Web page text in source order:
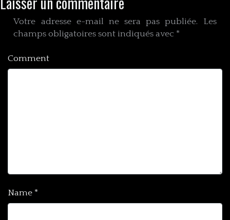
Votre adresse e-mail ne sera pas publiée.
Les
champs obligatoires sont indiqués avec *
Comment
Name *